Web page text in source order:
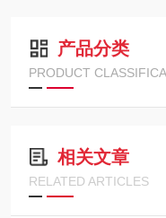
产品分类
PRODUCT
相关文章
RELATED ARTICLES